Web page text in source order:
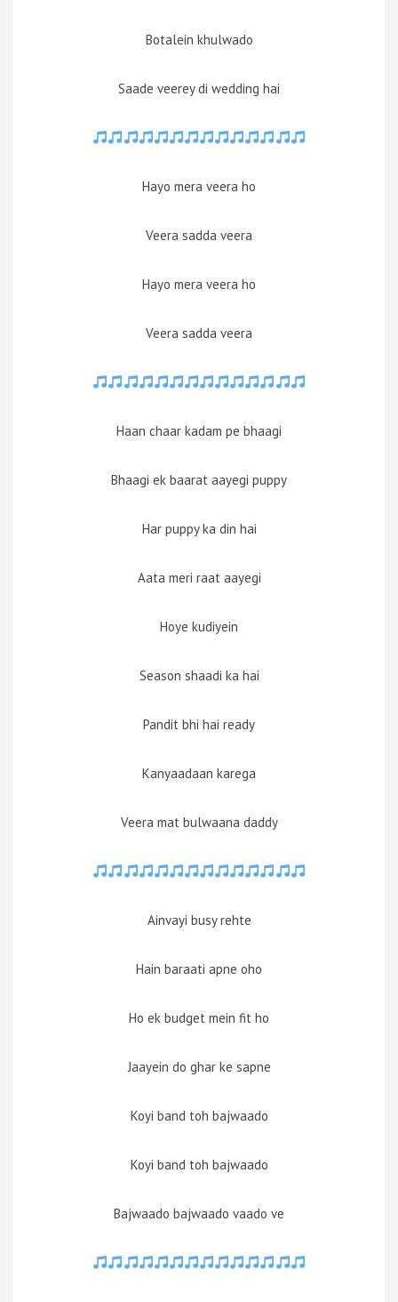
Botalein khulwado
Saade veerey di wedding hai
Hayo mera veera ho
Veera sadda veera
Hayo mera veera ho
Veera sadda veera
Haan chaar kadam pe bhaagi
Bhaagi ek baarat aayegi puppy
Har puppy ka din hai
Aata meri raat aayegi
Hoye kudiyein
Season shaadi ka hai
Pandit bhi hai ready
Kanyaadaan karega
Veera mat bulwaana daddy
Ainvayi busy rehte
Hain baraati apne oho
Ho ek budget mein fit ho
Jaayein do ghar ke sapne
Koyi band toh bajwaado
Koyi band toh bajwaado
Bajwaado bajwaado vaado ve